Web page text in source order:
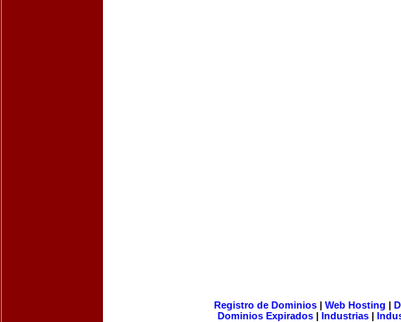
Registro de Dominios| Web Hosting |
Dominios Expirados | Industrias |